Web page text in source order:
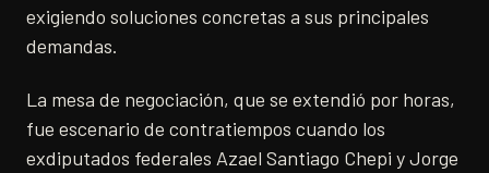
exigiendo soluciones concretas a sus principales
demandas.
La mesa de negociación, que se extendió por horas,
fue escenario de contratiempos cuando los
exdiputados federales Azael Santiago Chepi y Jorge